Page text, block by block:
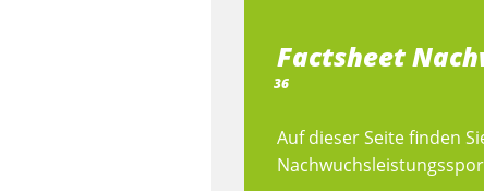
Factsheet
36
Auf dieser Seite finden